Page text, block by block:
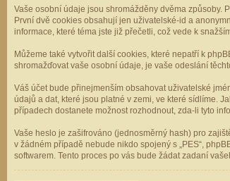
Vaše osobní údaje jsou shromážděny dvěma způsoby.
První dvě cookies obsahují jen uživatelské-id a
informace, které téma jste již přečetli, což vede k
Můžeme také vytvořit další cookies, které nepatří k
shromažďovat vaše osobní údaje, je vaše odeslání
Váš účet bude přinejmenším obsahovat uživatelské
údajů a dat, které jsou platné v zemi, ve které sídlíme.
případech dostanete možnost rozhodnout, zda-li tyto
Vaše heslo je zašifrováno (jednosměrný hash) pro
v žádném případě nebude nikdo spojený s „PES“,
softwarem. Tento proces po vás bude žádat zadaní